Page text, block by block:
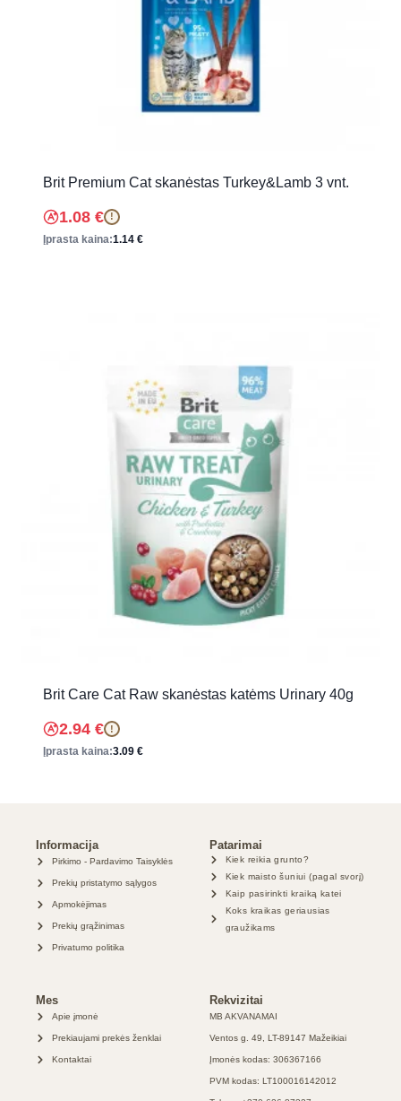
Brit Premium Cat skanėstas Turkey&Lamb 3 vnt.
1.08 € !
Įprasta kaina:1.14 €
Brit Care Cat Raw skanėstas katėms Urinary 40g
2.94 € !
Įprasta kaina:3.09 €
Informacija
Pirkimo - Pardavimo Taisyklės
Prekių pristatymo sąlygos
Apmokėjimas
Prekių grąžinimas
Privatumo politika
Patarimai
Kiek reikia grunto?
Kiek maisto šuniui (pagal svorį)
Kaip pasirinkti kraiką katei
Koks kraikas geriausias
graužikams
Mes
Apie įmonė
Prekiaujami prekės ženklai
Kontaktai
Rekvizitai
MB AKVANAMAI
Ventos g. 49, LT-89147 Mažeikiai
Įmonės kodas: 306367166
PVM kodas: LT100016142012